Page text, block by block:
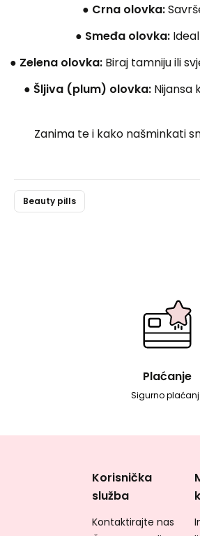
● Crna olovka:
● Smeđa olovka:
● Zelena olovka:Biraj tamniju ili
● Šljiva (plum) olovka:Nijansa
Zanima te i kako našminkati
Beauty pills
Plaćanje
Sigurno
Korisnička
služba
Kontaktirajte nas